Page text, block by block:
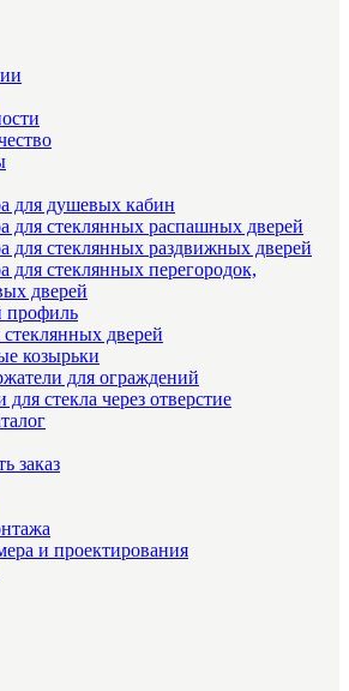
для душевых кабин
для стеклянных распашных дверей
для стеклянных раздвижных дверей
для стеклянных перегородок,
дверей
профиль
дверей
козырьки
для ограждений
для стекла через отверстие
заказ
и проектирования